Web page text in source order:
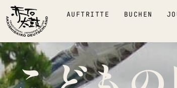
AUFTRITTE BUCHEN